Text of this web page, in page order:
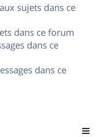
sujets dans ce
dans ce forum
dans ce
dans ce